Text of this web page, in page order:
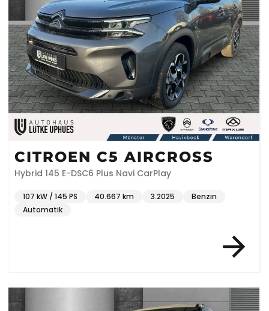
CITROEN C5 AIRCROSS
Hybrid 145 E-DSC6 Plus Navi CarPlay
107 kW / 145 PS 40.667 km 3.2025
Benzin
Automatik